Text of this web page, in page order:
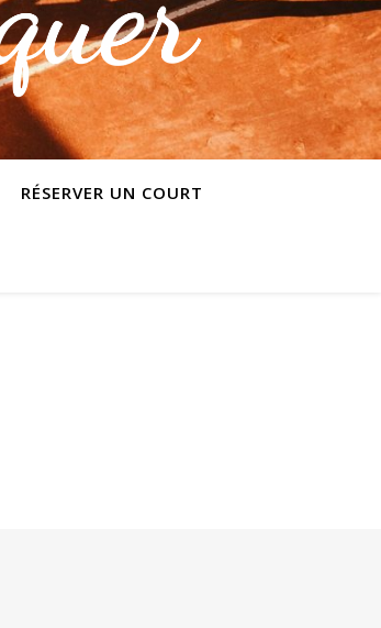
RÉSERVER UN COURT